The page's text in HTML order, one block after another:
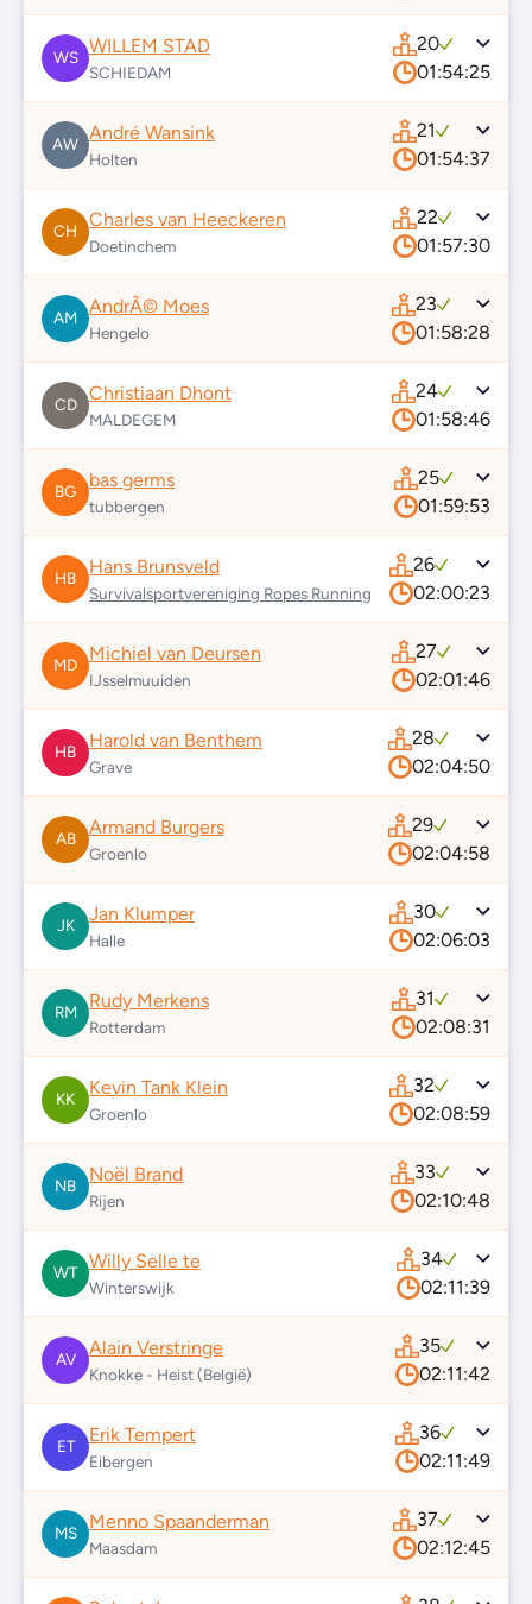
WS
WILLEM STAD
SCHIEDAM
20
01:54:25
AW
André Wansink
Holten
21
01:54:37
CH
Charles van Heeckeren
Doetinchem
22
01:57:30
AM
AndrÃ© Moes
Hengelo
23
01:58:28
CD
Christiaan Dhont
MALDEGEM
24
01:58:46
BG
bas germs
tubbergen
25
01:59:53
HB
Hans Brunsveld
Survivalsportvereniging Ropes Running
26
02:00:23
MD
Michiel van Deursen
IJsselmuuiden
27
02:01:46
HB
Harold van Benthem
Grave
28
02:04:50
AB
Armand Burgers
Groenlo
29
02:04:58
JK
Jan Klumper
Halle
30
02:06:03
RM
Rudy Merkens
Rotterdam
31
02:08:31
KK
Kevin Tank Klein
Groenlo
32
02:08:59
NB
Noël Brand
Rijen
33
02:10:48
WT
Willy Selle te
Winterswijk
34
02:11:39
AV
Alain Verstringe
Knokke - Heist (België)
35
02:11:42
ET
Erik Tempert
Eibergen
36
02:11:49
MS
Menno Spaanderman
Maasdam
37
02:12:45